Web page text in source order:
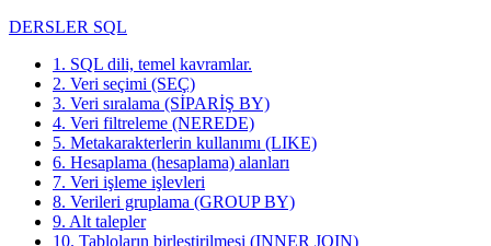
DERSLER SQL
1. SQL dili, temel kavramlar.
2. Veri seçimi (SEÇ)
3. Veri sıralama (SİPARİŞ BY)
4. Veri filtreleme (NEREDE)
5. Metakarakterlerin kullanımı (LIKE)
6. Hesaplama (hesaplama) alanları
7. Veri işleme işlevleri
8. Verileri gruplama (GROUP BY)
9. Alt talepler
10. Tabloların birleştirilmesi (INNER JOIN)